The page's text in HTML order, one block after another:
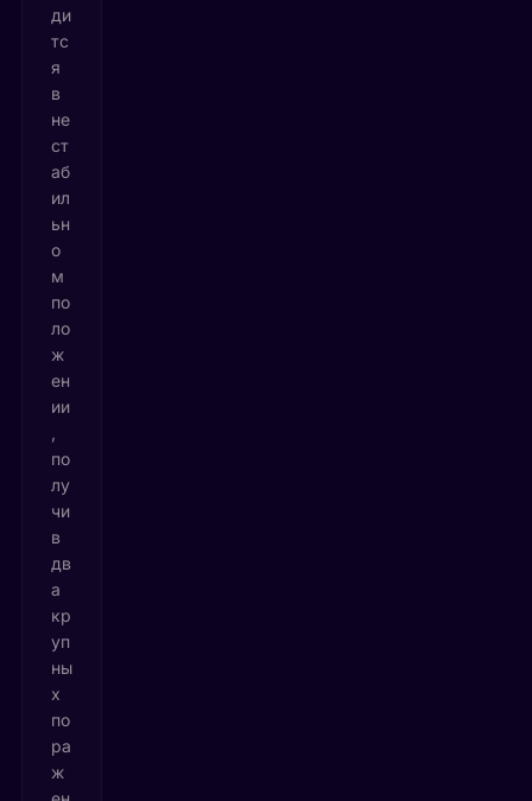
ди
тс
я
в
не
ст
аб
ил
ьн
о
м
по
ло
ж
ен
ии
по
лу
чи
в
дв
а
кр
уп
ны
х
по
ра
ж